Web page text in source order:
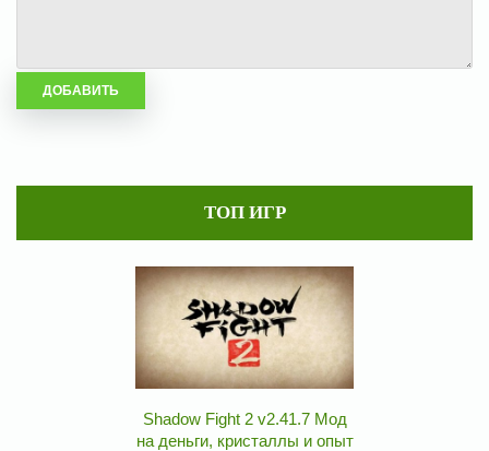
ТОП ИГР
Shadow Fight 2 v2.41.7 Мод
на деньги, кристаллы и опыт